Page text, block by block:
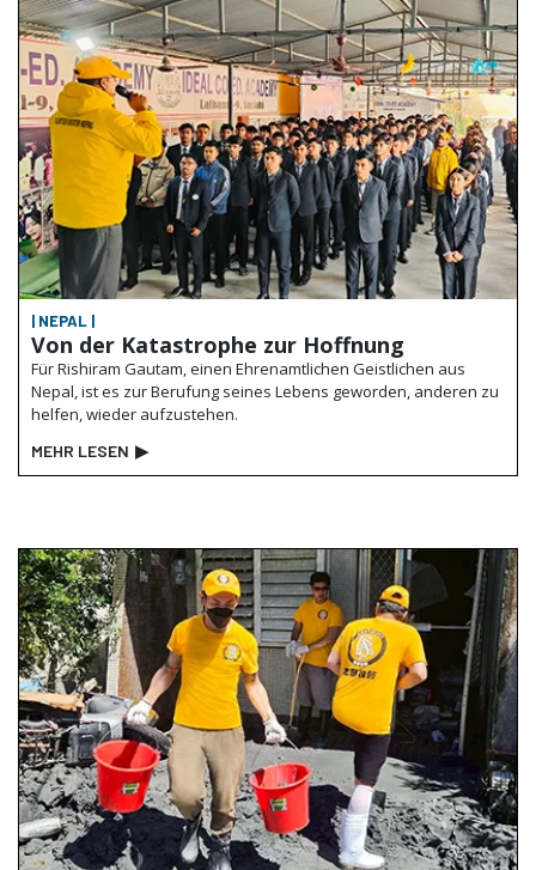
| NEPAL |
Von der Katastrophe zur Hoffnung
Für Rishiram Gautam, einen Ehrenamtlichen Geistlichen aus
Nepal, ist es zur Berufung seines Lebens geworden, anderen zu
helfen, wieder aufzustehen.
MEHR LESEN ▶